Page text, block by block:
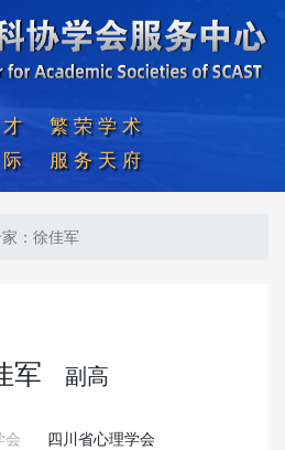
繁荣学术
服务天府
：徐佳军
军 副高
会
四川省心理学会